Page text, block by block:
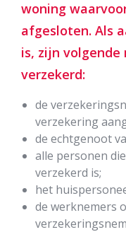
woning
afgesloten. Als
is, zijn
verzekerd:
de
verzekering
de echtgenoot
alle personen
verzekerd is;
het
de werknemers